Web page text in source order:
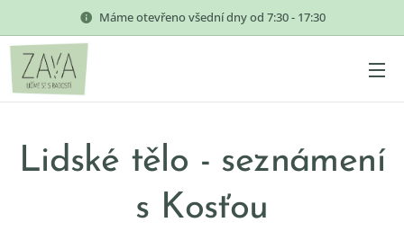
Máme otevřeno všední dny od 7:30 - 17:30
Lidské tělo - seznámení
s Kosťou